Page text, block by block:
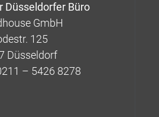
Düsseldorfer Büro
GmbH
125
Düsseldorf
– 5426 8278